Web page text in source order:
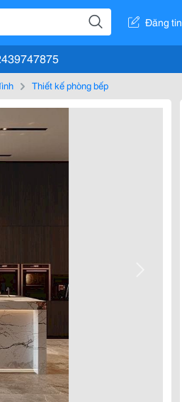
Đăng tin
Thiết kế phòng bếp